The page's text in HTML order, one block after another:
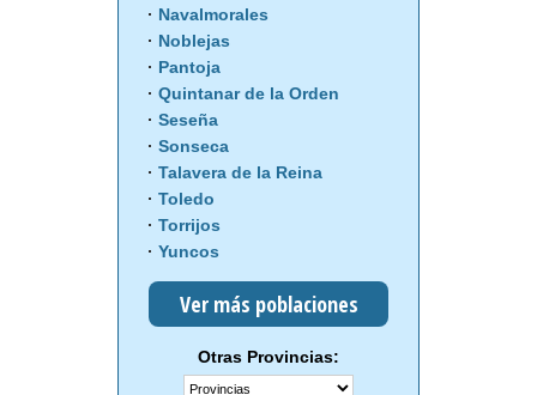
Navalmorales
Noblejas
Pantoja
Quintanar de la Orden
Seseña
Sonseca
Talavera de la Reina
Toledo
Torrijos
Yuncos
Ver más poblaciones
Otras Provincias: